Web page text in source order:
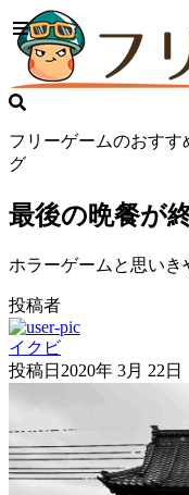
フリーゲームのおす
グ
最後の晩餐が
ホラーゲームと思い
投稿者
イクビ
投稿日 2020年 3月 22日